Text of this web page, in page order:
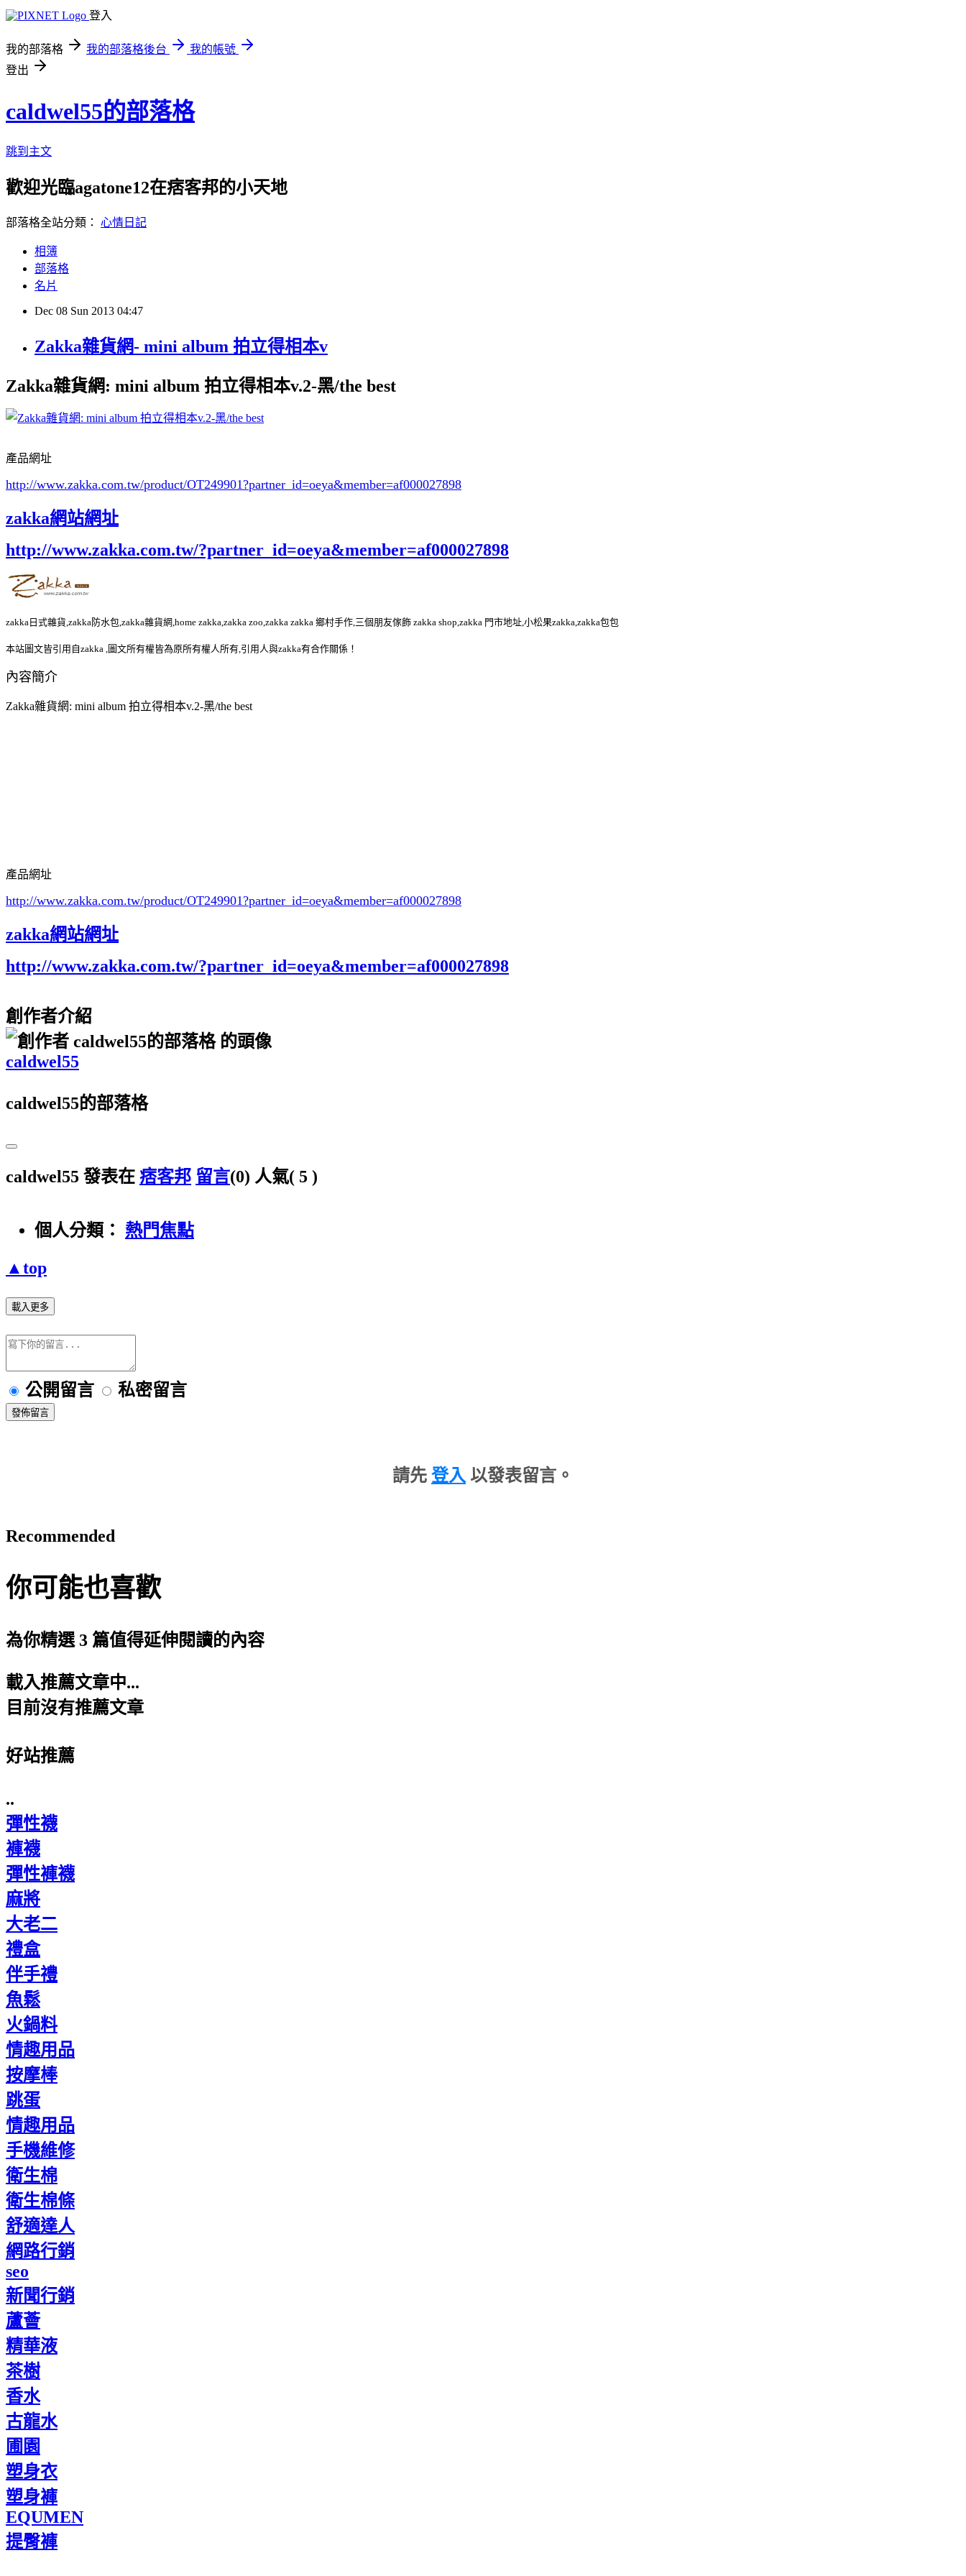
登入
我的部落格 我的部落格後台
我的帳號
登出
caldwel55的部落格
跳到主文
歡迎光臨agatone12在痞客邦的小天地
部落格全站分類： 心情日記
相簿
部落格
名片
Dec 08 Sun 2013 04:47
Zakka雜貨網- mini album 拍立得相本v
Zakka雜貨網: mini album 拍立得相本v.2-黑/the best
產品網址
http://www.zakka.com.tw/product/OT249901 ?partner_id=oeya&member=af000027898
zakka網站網址
http://www.zakka.com.tw/?partner_id=oeya&member=af000027898
zakka日式雜貨,zakka防水包,zakka雜貨網,home zakka,zakka zoo,zakka zakka 鄉村手作,三個朋友傢飾 zakka shop,zakka 門市地址,小松果zakka,zakka包包
本站圖文皆引用自zakka ,圖文所有權皆為原所有權人所有,引用人與zakka有合作關係！
內容簡介
Zakka雜貨網: mini album 拍立得相本v.2-黑/the best
產品網址
http://www.zakka.com.tw/product/OT249901 ?partner_id=oeya&member=af000027898
zakka網站網址
http://www.zakka.com.tw/?partner_id=oeya&member=af000027898
創作者介紹
caldwel55
caldwel55的部落格
caldwel55 發表在 痞客邦 留言(0) 人氣( 5 )
個人分類： 熱門焦點
▲top
載入更多
公開留言 私密留言
發佈留言
請先 登入 以發表留言。
Recommended
你可能也喜歡
為你精選 3 篇值得延伸閱讀的內容
載入推薦文章中...
目前沒有推薦文章
好站推薦
..
彈性襪
褲襪
彈性褲襪
麻將
大老二
禮盒
伴手禮
魚鬆
火鍋料
情趣用品
按摩棒
跳蛋
情趣用品
手機維修
衛生棉
衛生棉條
舒適達人
網路行銷
seo
新聞行銷
蘆薈
精華液
茶樹
香水
古龍水
圃園
塑身衣
塑身褲
EQUMEN
提臀褲